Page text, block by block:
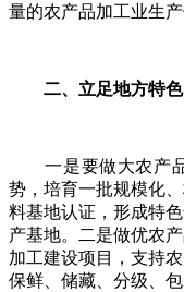
量的农产品加工业生产
二、立足地方特色
一是要做大农产品
势，培育一批规模化
料基地认证，形成特
产基地。二是做优农
加工建设项目，支持
保鲜、储藏、分级、